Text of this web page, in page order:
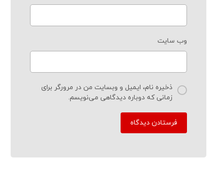
وب‌ سایت
ذخیره نام، ایمیل و وبسایت من در مرورگر برای
زمانی که دوباره دیدگاهی می‌نویسم.